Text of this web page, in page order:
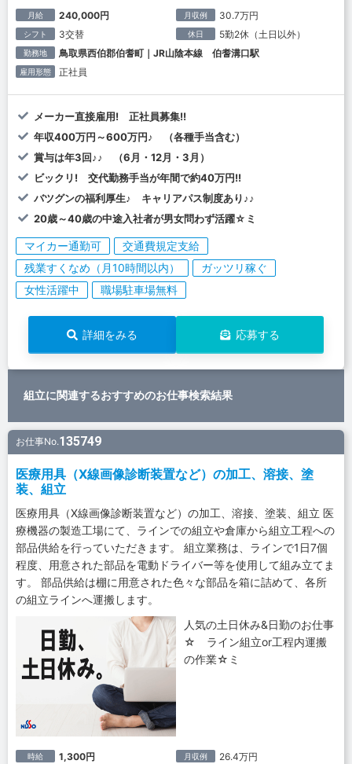
月給 240,000円 月収例 30.7万円
シフト 3交替 休日 5勤2休（土日以外）
勤務地 鳥取県西伯郡伯耆町｜JR山陰本線 伯耆溝口駅
雇用形態 正社員
メーカー直接雇用! 正社員募集!!
年収400万円～600万円♪ （各種手当含む）
賞与は年3回♪♪ （6月・12月・3月）
ビックリ! 交代勤務手当が年間で約40万円!!
バツグンの福利厚生♪ キャリアパス制度あり♪♪
20歳～40歳の中途入社者が男女問わず活躍☆ミ
マイカー通勤可
交通費規定支給
残業すくなめ（月10時間以内）
ガッツリ稼ぐ
女性活躍中
職場駐車場無料
詳細をみる 応募する
組立に関連するおすすめのお仕事検索結果
お仕事No.135749
医療用具（X線画像診断装置など）の加工、溶接、塗
装、組立
医療用具（X線画像診断装置など）の加工、溶接、塗装、組立 医
療機器の製造工場にて、ラインでの組立や倉庫から組立工程への
部品供給を行っていただきます。 組立業務は、ラインで1日7個
程度、用意された部品を電動ドライバー等を使用して組み立てま
す。 部品供給は棚に用意された色々な部品を箱に詰めて、各所
の組立ラインへ運搬します。
人気の土日休み&日勤のお仕事
☆ ライン組立or工程内運搬
の作業☆ミ
時給 1,300円 月収例 26.4万円